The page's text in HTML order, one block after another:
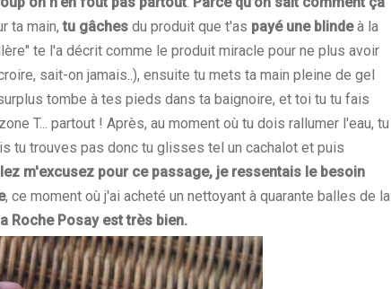
ta main,tu gâches du produit que t'as payé une blindeà la
te l'a décrit comme le produit miracle pour ne plus avoir
sait-on jamais..), ensuite tu mets ta main pleine de gel
tombe à tes pieds dans ta baignoire, et toi tu tu fais
T... partout ! Après, au moment où tu dois rallumer l'eau, tu
tu trouves pas donc tu glisses tel un cachalot et puis
m'excusez pour ce passage, je ressentais le besoin
, ce moment où j'ai acheté un nettoyant à quarante balles de la
Roche Posay est très bien.